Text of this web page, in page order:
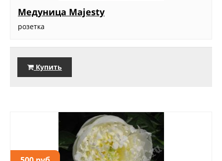
Медуница Majesty
розетка
Купить